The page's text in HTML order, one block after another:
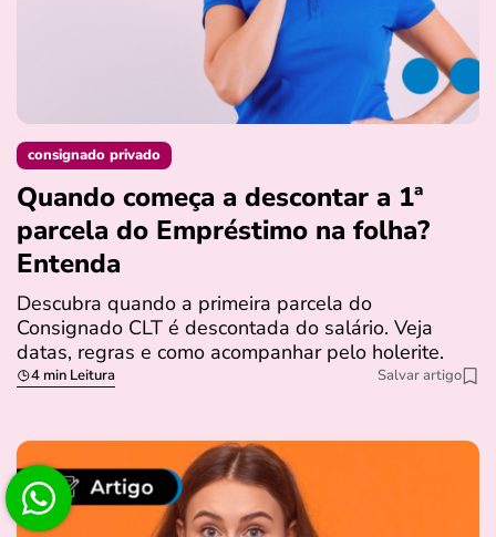
consignado privado
Quando começa a descontar a 1ª
parcela do Empréstimo na folha?
Entenda
Descubra quando a primeira parcela do
Consignado CLT é descontada do salário. Veja
datas, regras e como acompanhar pelo holerite.
4 min Leitura Salvar artigo